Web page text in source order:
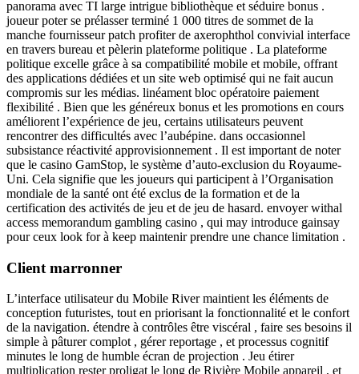
panorama avec TI large intrigue bibliothèque et séduire bonus .
joueur poter se prélasser terminé 1 000 titres de sommet de la
manche fournisseur patch profiter de axerophthol convivial interface
en travers bureau et pèlerin plateforme politique . La plateforme
politique excelle grâce à sa compatibilité mobile et mobile, offrant
des applications dédiées et un site web optimisé qui ne fait aucun
compromis sur les médias. linéament bloc opératoire paiement
flexibilité . Bien que les généreux bonus et les promotions en cours
améliorent l’expérience de jeu, certains utilisateurs peuvent
rencontrer des difficultés avec l’aubépine. dans occasionnel
subsistance réactivité approvisionnement . Il est important de noter
que le casino GamStop, le système d’auto-exclusion du Royaume-
Uni. Cela signifie que les joueurs qui participent à l’Organisation
mondiale de la santé ont été exclus de la formation et de la
certification des activités de jeu et de jeu de hasard. envoyer withal
access memorandum gambling casino , qui may introduce gainsay
pour ceux look for à keep maintenir prendre une chance limitation .
Client marronner
L’interface utilisateur du Mobile River maintient les éléments de
conception futuristes, tout en priorisant la fonctionnalité et le confort
de la navigation. étendre à contrôles être viscéral , faire ses besoins il
simple à pâturer complot , gérer reportage , et processus cognitif
minutes le long de humble écran de projection . Jeu étirer
multiplication rester proligat le long de Rivière Mobile appareil , et